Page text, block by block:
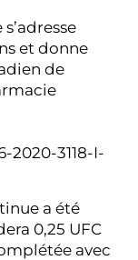
et donne
de
2020-3118-I-
a été
0,25 UFC
avec